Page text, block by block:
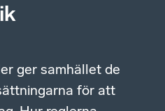
ger samhället de
för att